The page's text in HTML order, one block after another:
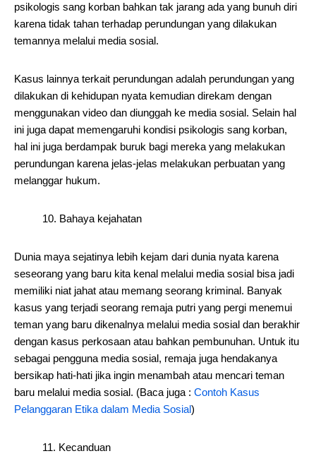
psikologis sang korban bahkan tak jarang ada yang bunuh diri
karena tidak tahan terhadap perundungan yang dilakukan
temannya melalui media sosial.
Kasus lainnya terkait perundungan adalah perundungan yang
dilakukan di kehidupan nyata kemudian direkam dengan
menggunakan video dan diunggah ke media sosial. Selain hal
ini juga dapat memengaruhi kondisi psikologis sang korban,
hal ini juga berdampak buruk bagi mereka yang melakukan
perundungan karena jelas-jelas melakukan perbuatan yang
melanggar hukum.
10. Bahaya kejahatan
Dunia maya sejatinya lebih kejam dari dunia nyata karena
seseorang yang baru kita kenal melalui media sosial bisa jadi
memiliki niat jahat atau memang seorang kriminal. Banyak
kasus yang terjadi seorang remaja putri yang pergi menemui
teman yang baru dikenalnya melalui media sosial dan berakhir
dengan kasus perkosaan atau bahkan pembunuhan. Untuk itu
sebagai pengguna media sosial, remaja juga hendakanya
bersikap hati-hati jika ingin menambah atau mencari teman
baru melalui media sosial. (Baca juga : Contoh Kasus
Pelanggaran Etika dalam Media Sosial)
11. Kecanduan